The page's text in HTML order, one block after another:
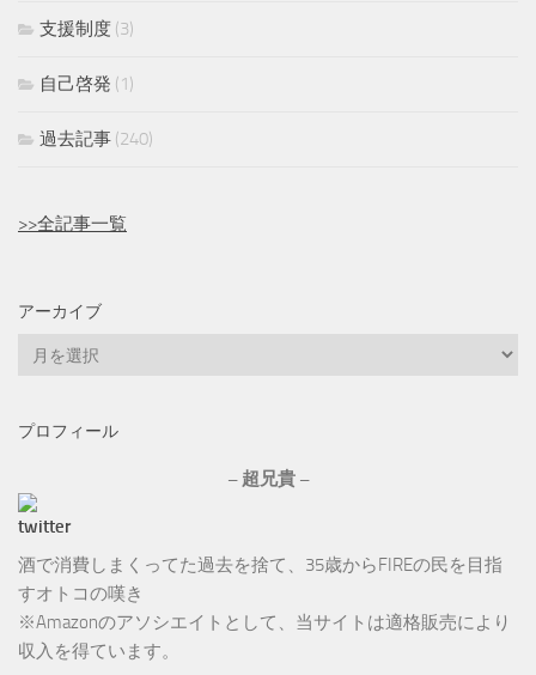
支援制度 (3)
自己啓発 (1)
過去記事 (240)
>>全記事一覧
アーカイブ
イ
プロフィール
– 超兄貴 –
酒で消費しまくってた過去を捨て、35歳からFIREの民を目指
すオトコの嘆き
※Amazonのアソシエイトとして、当サイトは適格販売により
収入を得ています。